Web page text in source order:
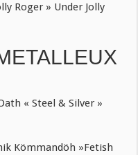
» Under Jolly
« Steel & Silver »
»Fetish